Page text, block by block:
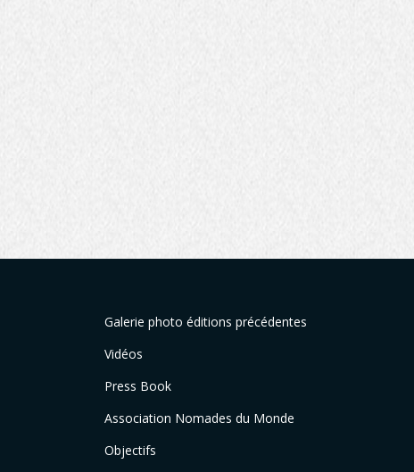
Galerie photo éditions précédentes
Vidéos
Press Book
Association Nomades du Monde
Objectifs